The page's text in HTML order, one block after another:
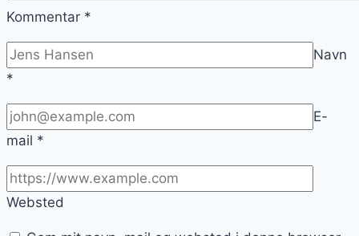
Kommentar *
Navn
*
E-
mail *
Websted